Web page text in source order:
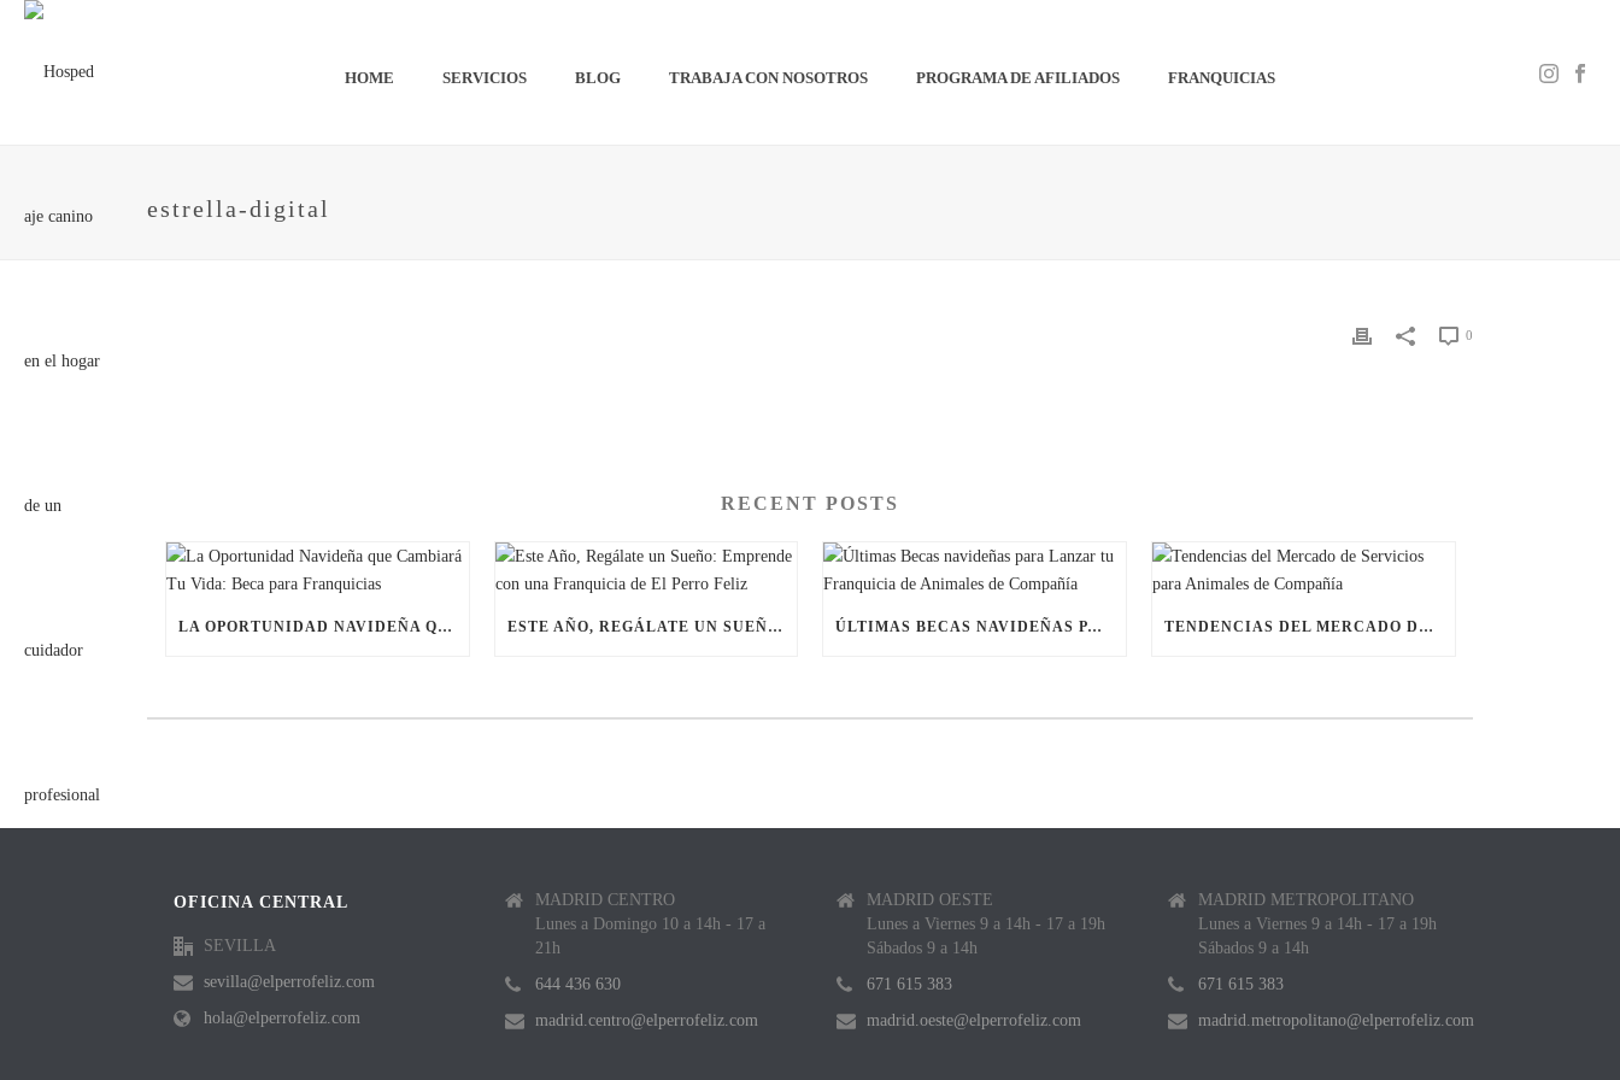
HOME SERVICIOS BLOG TRABAJA CON NOSOTROS PROGRAMA DE AFILIADOS FRANQUICIAS
estrella-digital
0
RECENT POSTS
LA OPORTUNIDAD NAVIDEÑA QUE CAMBIARÁ TU VIDA: BECA PARA FRANQUICIAS ESTE AÑO, REGÁLATE UN SUEÑO: EMPRENDE CON UNA FRANQUICIA DE EL PERRO FELIZ ÚLTIMAS BECAS NAVIDEÑAS PARA LANZAR TU FRANQUICIA DE ANIMALES DE COMPAÑÍA TENDENCIAS DEL MERCADO DE SERVICIOS PARA ANIMALES DE COMPAÑÍA
OFICINA CENTRAL
SEVILLA
sevilla@elperrofeliz.com
hola@elperrofeliz.com
MADRID CENTRO
Lunes a Domingo 10 a 14h - 17 a
21h
644 436 630
madrid.centro@elperrofeliz.com
MADRID OESTE
Lunes a Viernes 9 a 14h - 17 a 19h
Sábados 9 a 14h
671 615 383
madrid.oeste@elperrofeliz.com
MADRID METROPOLITANO
Lunes a Viernes 9 a 14h - 17 a 19h
Sábados 9 a 14h
671 615 383
madrid.metropolitano@elperrofeliz.com